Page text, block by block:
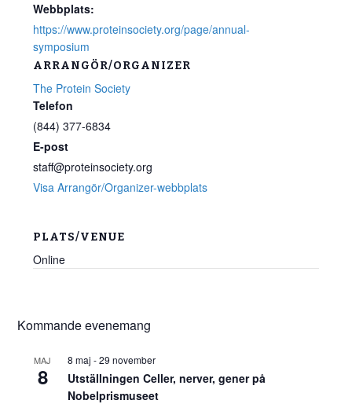
Webbplats:
https://www.proteinsociety.org/page/annual-
symposium
ARRANGÖR/ORGANIZER
The Protein Society
Telefon
(844) 377-6834
E-post
staff@proteinsociety.org
Visa Arrangör/Organizer-webbplats
PLATS/VENUE
Online
Kommande evenemang
MAJ
8
8 maj -29 november
Utställningen Celler, nerver, gener på
Nobelprismuseet